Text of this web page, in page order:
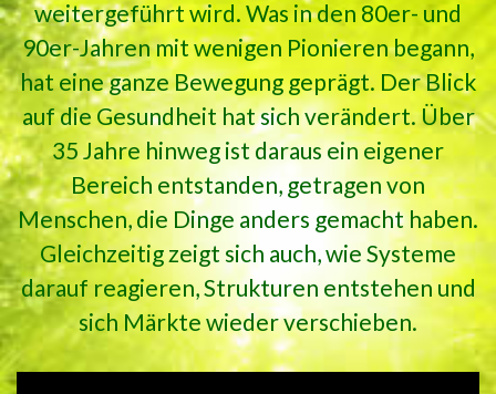
weitergeführt wird. Was in den 80er- und
90er-Jahren mit wenigen Pionieren begann,
hat eine ganze Bewegung geprägt. Der Blick
auf die Gesundheit hat sich verändert. Über
35 Jahre hinweg ist daraus ein eigener
Bereich entstanden, getragen von
Menschen, die Dinge anders gemacht haben.
Gleichzeitig zeigt sich auch, wie Systeme
darauf reagieren, Strukturen entstehen und
sich Märkte wieder verschieben.